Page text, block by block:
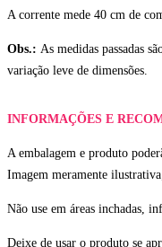
A corrente mede 40 cm de
Obs.: As medidas passadas
variação leve de dimensões.
INFORMAÇÕES E
A embalagem e produto
Imagem meramente
Não use em áreas inchadas,
Deixe de usar o produto se